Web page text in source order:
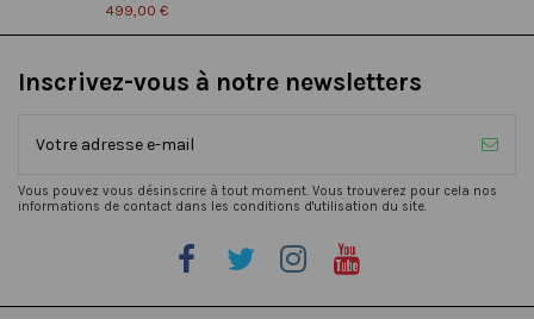
499,00 €
Inscrivez-vous à notre newsletters
Vous pouvez vous désinscrire à tout moment. Vous trouverez pour cela nos
informations de contact dans les conditions d'utilisation du site.